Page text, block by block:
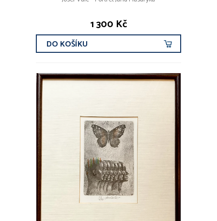
1 300 Kč
DO KOŠÍKU